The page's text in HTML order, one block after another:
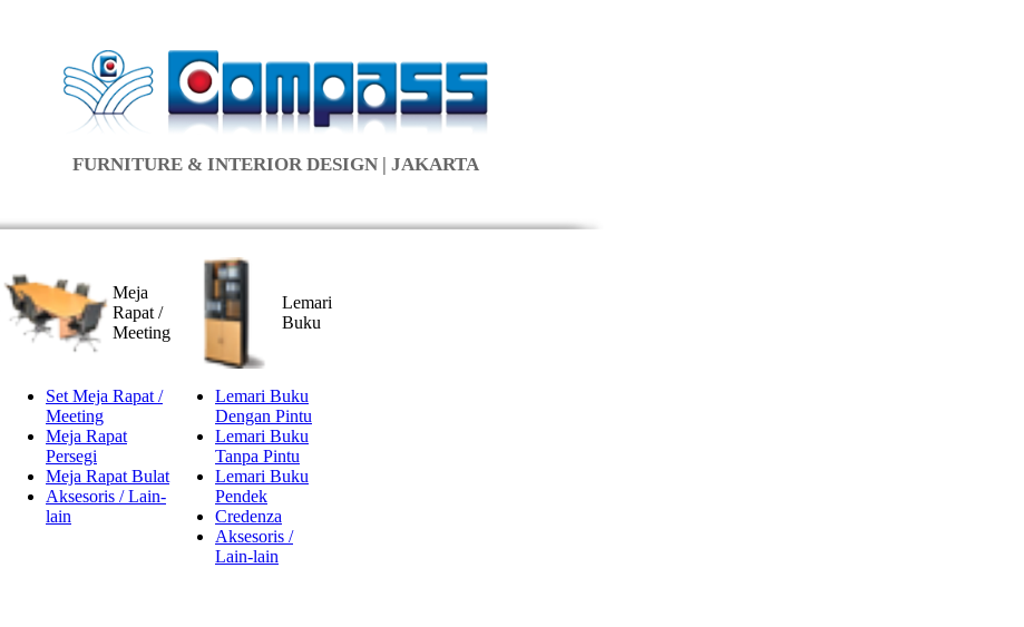
FURNITURE & INTERIOR DESIGN | JAKARTA
Meja
Rapat /
Meeting
Set Meja Rapat /
Meeting
Meja Rapat
Persegi
Meja Rapat Bulat
Aksesoris / Lain-
lain
Lemari
Buku
Lemari Buku
Dengan Pintu
Lemari Buku
Tanpa Pintu
Lemari Buku
Pendek
Credenza
Aksesoris /
Lain-lain